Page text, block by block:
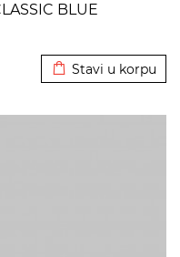
BLUE
Stavi u korpu